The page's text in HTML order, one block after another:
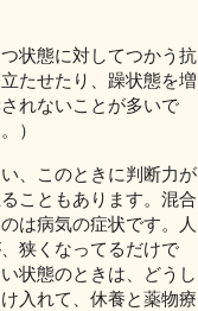
状態に対してつかう抗
たせたり、躁状態を増
れないことが多いで
）
、このときに判断力が
こともあります。混合
は病気の症状です。人
狭くなってるだけで
状態のときは、どうし
入れて、休養と薬物療